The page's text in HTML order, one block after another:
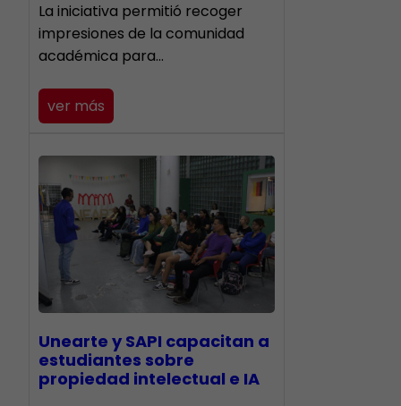
La iniciativa permitió recoger
impresiones de la comunidad
académica para…
ver más
Unearte y SAPI capacitan a
estudiantes sobre
propiedad intelectual e IA